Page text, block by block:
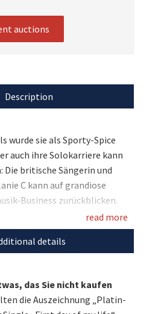
auctions
Description
wurde sie als Sporty-Spice
auch ihre Solokarriere kann
Die britische Sängerin und
C kann auf grandiose
Business zurückblicken.
Auszeichnungen dürfen wir
Sie mit auf die Platin-
„First day of my life“ von
read more
details
das Sie nicht kaufen
die Auszeichnung „Platin-